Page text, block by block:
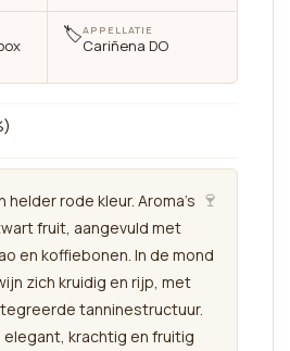
🏷APPELLATIE
Cariñena DO
🍷
rode kleur. Aroma’s
fruit, aangevuld met
en koffiebonen. In de mond
zich kruidig en rijp, met
tanninestructuur.
elegant, krachtig en fruitig